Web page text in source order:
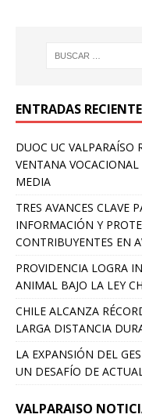
ENTRADAS
DUOC UC VALPARAÍSO
VENTANA
MEDIA
TRES AVANCES CLAVE
INFORMACIÓN Y
CONTRIBUYENTES EN
PROVIDENCIA LOGRA
ANIMAL BAJO LA LEY
CHILE ALCANZA
LARGA DISTANCIA
LA EXPANSIÓN DEL
UN DESAFÍO DE
VALPARAISO